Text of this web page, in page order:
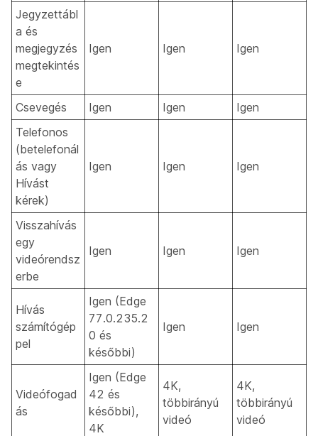
Jegyzettábl
a és
megjegyzés
megtekintés
e
Igen Igen Igen
Csevegés Igen Igen
Igen
Telefonos
(betelefonál
ás vagy
Hívást
kérek)
Igen Igen Igen
Visszahívás
egy
videórendsz
erbe
Igen Igen Igen
Hívás
számítógép
pel
Igen (Edge
77.0.235.2
0 és
későbbi)
Igen Igen
Videófogad
ás
Igen (Edge
42 és
későbbi),
4K
4K,
többirányú
videó
4K,
többirányú
videó